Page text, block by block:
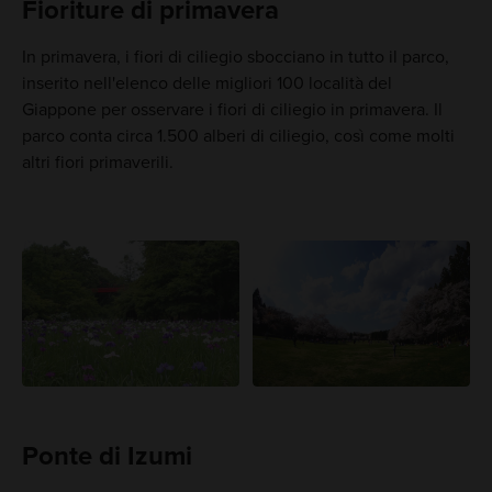
Fioriture di primavera
In primavera, i fiori di ciliegio sbocciano in tutto il parco,
inserito nell'elenco delle migliori 100 località del
Giappone per osservare i fiori di ciliegio in primavera. Il
parco conta circa 1.500 alberi di ciliegio, così come molti
altri fiori primaverili.
Ponte di Izumi